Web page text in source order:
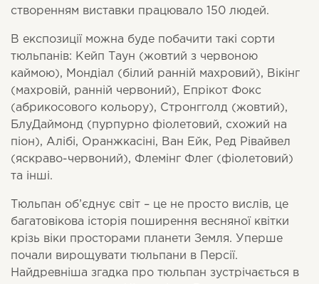
створенням виставки працювало 150 людей.
В експозиції можна буде побачити такі сорти
тюльпанів: Кейп Таун (жовтий з червоною
каймою), Мондіал (білий ранній махровий), Вікінг
(махровій, ранній червоний), Епрікот Фокс
(абрикосового кольору), Стронгголд (жовтий),
БлуДаймонд (пурпурно фіолетовий, схожий на
піон), Алібі, Оранжкасіні, Ван Ейк, Ред Рівайвел
(яскраво-червоний), Флемінг Флег (фіолетовий)
та інші.
Тюльпан об’єднує світ – це не просто вислів, це
багатовікова історія поширення весняної квітки
крізь віки просторами планети Земля. Уперше
почали вирощувати тюльпани в Персії.
Найдревніша згадка про тюльпан зустрічається в